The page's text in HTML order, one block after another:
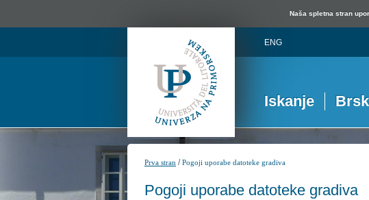
Naša spletna stran
ENG
Iskanje
Prva stran /Pogoji uporabe datoteke gradiva
Pogoji uporabe datoteke gradiva